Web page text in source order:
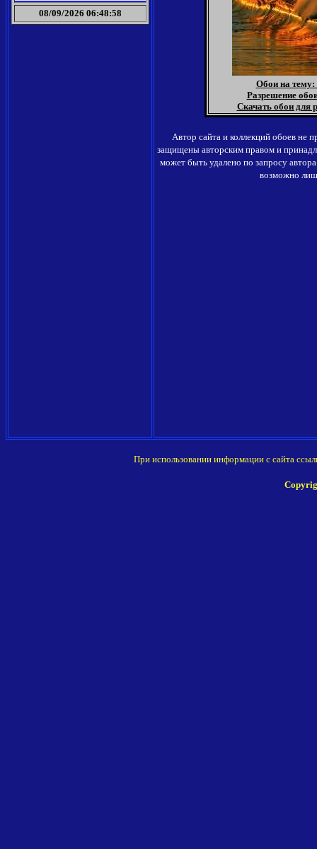
08/09/2026 06:48:58
Обои на
Разрешение
Скачать обои для
Автор сайта и коллекций обоев не
защищены авторским правом и
может быть удалено по запросу
возможно
При использовании информации с сайта